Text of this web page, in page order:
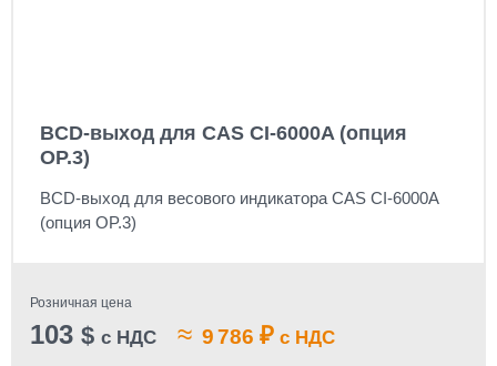
BCD-выход для CAS CI-6000A (опция
OP.3)
BCD-выход для весового индикатора CAS CI-6000A
(опция OP.3)
Розничная цена
103 $ с НДС ≈ 9 786 ₽ с НДС